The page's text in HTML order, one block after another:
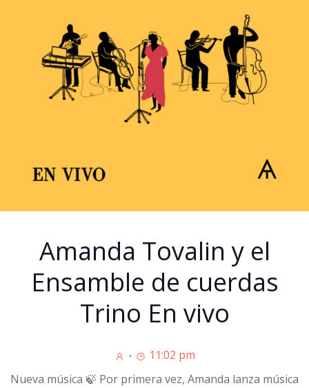
Amanda Tovalin y el
Ensamble de cuerdas
Trino En vivo
-
11:02 pm
Nueva música 🍃 Por primera vez, Amanda lanza música